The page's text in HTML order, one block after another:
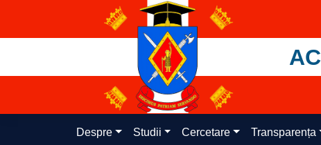
content
Despre Studii Cercetare Transparența